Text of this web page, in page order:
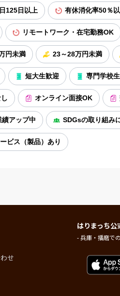
125日以上 有休消化率50％
リモートワーク・在宅勤務OK
円未満 23～28万円未満
短大生歓迎 専門学校
オンライン面接OK
アップ中 SDGsの取り組み
ビス（製品）あり
せ
はりまっち公
- 兵庫・播磨で